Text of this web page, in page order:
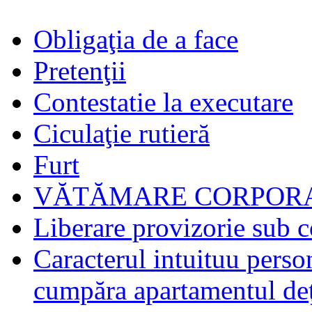
Obligaţia de a face
Pretenţii
Contestatie la executare
Ciculaţie rutieră
Furt
VĂTĂMARE
Liberare provizorie sub
Caracterul intuituu
cumpăra apartamentul